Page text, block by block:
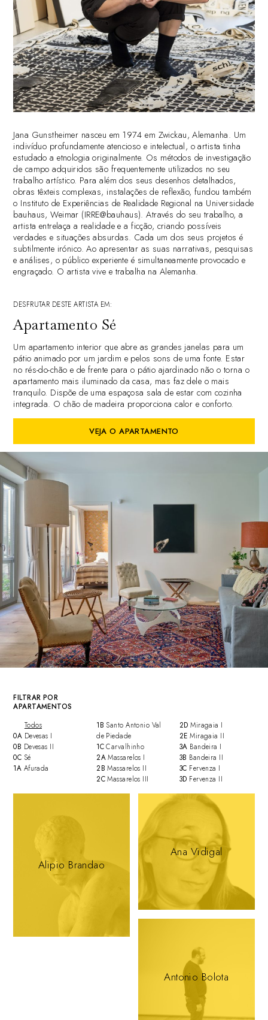
Jana Gunstheimer nasceu em 1974 em Zwickau, Alemanha. Um
indivíduo profundamente atencioso e intelectual, o artista tinha
estudado a etnologia originalmente. Os métodos de investigação
de campo adquiridos são frequentemente utilizados no seu
trabalho artístico. Para além dos seus desenhos detalhados,
obras têxteis complexas, instalações de reflexão, fundou também
o Instituto de Experiências de Realidade Regional na Universidade
bauhaus, Weimar (IRRE@bauhaus). Através do seu trabalho, a
artista entrelaça a realidade e a ficção, criando possíveis
verdades e situações absurdas. Cada um dos seus projetos é
subtilmente irónico. Ao apresentar as suas narrativas, pesquisas
e análises, o público experiente é simultaneamente provocado e
engraçado. O artista vive e trabalha na Alemanha.
DESFRUTAR DESTE ARTISTA EM:
Apartamento Sé
Um apartamento interior que abre as grandes janelas para um
pátio animado por um jardim e pelos sons de uma fonte. Estar
no rés-do-chão e de frente para o pátio ajardinado não o torna o
apartamento mais iluminado da casa, mas faz dele o mais
tranquilo. Dispõe de uma espaçosa sala de estar com cozinha
integrada. O chão de madeira proporciona calor e conforto.
VEJA O APARTAMENTO
FILTRAR POR
APARTAMENTOS
Todos
0A Devesas I
0B Devesas II
0C Sé
1A Afurada
1B Santo Antonio Val
de Piedade
1CCarvalhinho
2AMassarelos I
2B Massarelos II
2CMassarelos III
2D Miragaia I
2E Miragaia II
3A Bandeira I
3B Bandeira II
3C Fervenza I
3D Fervenza II
Alipio Brandao
Ana Vidigal
Antonio Bolota